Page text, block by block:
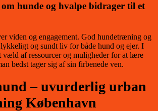
hunde og hvalpe bidrager til et
viden og engagement. God hundetræning og
og sundt liv for både hund og ejer. I
væld af ressourcer og muligheder for at lære
bedst tager sig af sin firbenede ven.
– uvurderlig urban
København